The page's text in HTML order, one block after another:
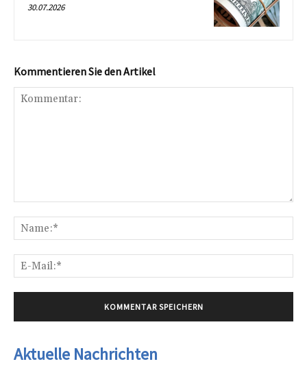
30.07.2026
Kommentieren Sie den Artikel
Aktuelle Nachrichten